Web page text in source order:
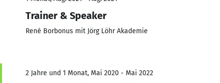
Trainer & Speaker
René Borbonus mit Jörg Löhr Akademie
2 Jahre und 1 Monat, Mai 2020 - Mai 2022